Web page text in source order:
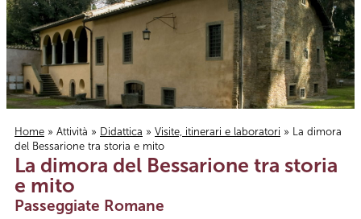
Tu sei qui
Home » Attività » Didattica » Visite, itinerari e laboratori » La dimora
del Bessarione tra storia e mito
La dimora del Bessarione tra storia
e mito
Passeggiate Romane